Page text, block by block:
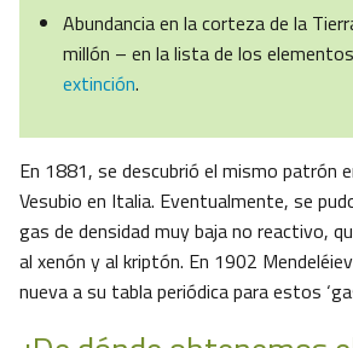
Abundancia en la corteza de la
millón – en la lista de los
extinción.
En 1881, se descubrió el mismo patrón
Vesubio en Italia. Eventualmente, se
gas de densidad muy baja no reactivo,
al xenón y al kriptón. En 1902
nueva a su tabla periódica para estos